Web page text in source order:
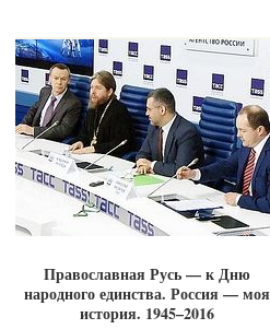
Православная Русь — к Дню
народного единства. Россия — моя
история. 1945–2016